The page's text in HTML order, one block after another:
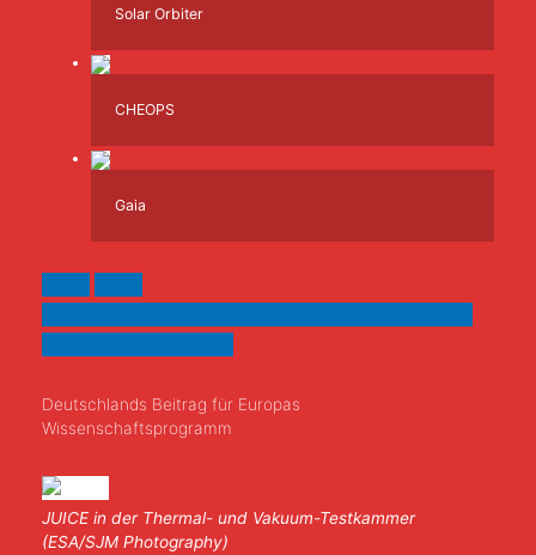
Solar Orbiter
CHEOPS
Gaia
Deutschlands Beitrag für Europas
Wissenschaftsprogramm
JUICE in der Thermal- und Vakuum-Testkammer
(ESA/SJM Photography)